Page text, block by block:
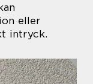
eller
intryck.